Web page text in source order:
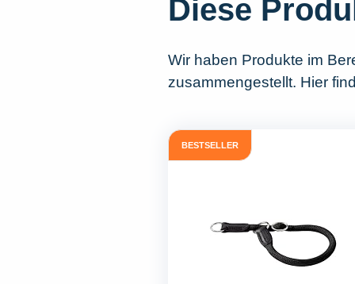
Diese
Wir haben Produkte im
zusammengestellt. Hier
BESTSELLER